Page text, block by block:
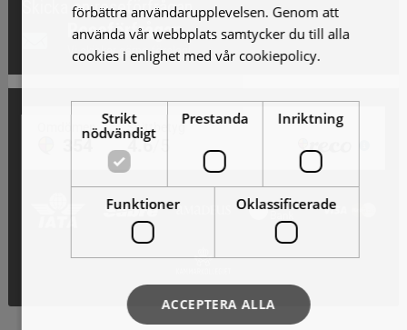
Skicka en reseförfrågan
Reseförfrågan
Vi skickar gärna förslag!
förbättra användarupplevelsen. Genom att
använda vår webbplats samtycker du till alla
cookies i enlighet med vår cookiepolicy.
Strikt
nödvändigt
Prestanda Inriktning
Funktioner Oklassificerade
ACCEPTERA ALLA